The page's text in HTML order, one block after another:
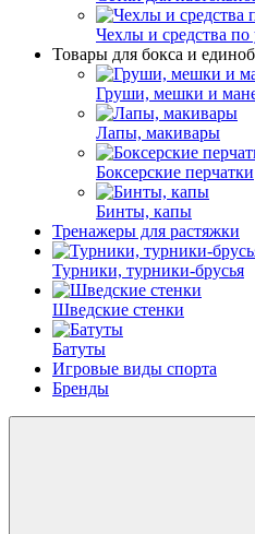
Чехлы и средства по
Товары для бокса и
Груши, мешки и
Лапы, макивары
Боксерские перчатки
Бинты, капы
Тренажеры для растяжки
Турники, турники-брусья
Шведские стенки
Батуты
Игровые виды спорта
Бренды